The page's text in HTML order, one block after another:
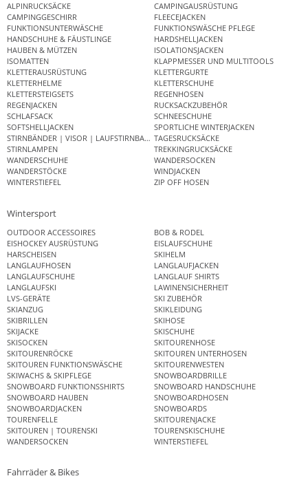
ALPINRUCKSÄCKE
CAMPINGAUSRÜSTUNG
CAMPINGGESCHIRR
FLEECEJACKEN
FUNKTIONSUNTERWÄSCHE
FUNKTIONSWÄSCHE PFLEGE
HANDSCHUHE & FÄUSTLINGE
HARDSHELLJACKEN
HAUBEN & MÜTZEN
ISOLATIONSJACKEN
ISOMATTEN
KLAPPMESSER UND MULTITOOLS
KLETTERAUSRÜSTUNG
KLETTERGURTE
KLETTERHELME
KLETTERSCHUHE
KLETTERSTEIGSETS
REGENHOSEN
REGENJACKEN
RUCKSACKZUBEHÖR
SCHLAFSACK
SCHNEESCHUHE
SOFTSHELLJACKEN
SPORTLICHE WINTERJACKEN
STIRNBÄNDER | VISOR | LAUFSTIRNBANDTAGESRUCKSÄCKE
STIRNLAMPEN
TREKKINGRUCKSÄCKE
WANDERSCHUHE
WANDERSOCKEN
WANDERSTÖCKE
WINDJACKEN
WINTERSTIEFEL
ZIP OFF HOSEN
Wintersport
OUTDOOR ACCESSOIRES
BOB & RODEL
EISHOCKEY AUSRÜSTUNG
EISLAUFSCHUHE
HARSCHEISEN
SKIHELM
LANGLAUFHOSEN
LANGLAUFJACKEN
LANGLAUFSCHUHE
LANGLAUF SHIRTS
LANGLAUFSKI
LAWINENSICHERHEIT
LVS-GERÄTE
SKI ZUBEHÖR
SKIANZUG
SKIKLEIDUNG
SKIBRILLEN
SKIHOSE
SKIJACKE
SKISCHUHE
SKISOCKEN
SKITOURENHOSE
SKITOURENRÖCKE
SKITOUREN UNTERHOSEN
SKITOUREN FUNKTIONSWÄSCHE
SKITOURENWESTEN
SKIWACHS & SKIPFLEGE
SNOWBOARDBRILLE
SNOWBOARD FUNKTIONSSHIRTS
SNOWBOARD HANDSCHUHE
SNOWBOARD HAUBEN
SNOWBOARDHOSEN
SNOWBOARDJACKEN
SNOWBOARDS
TOURENFELLE
SKITOURENJACKE
SKITOUREN | TOURENSKI
TOURENSKISCHUHE
WANDERSOCKEN
WINTERSTIEFEL
Fahrräder & Bikes